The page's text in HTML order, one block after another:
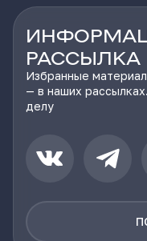
РАССЫЛКА
Избранные
— в наших
делу